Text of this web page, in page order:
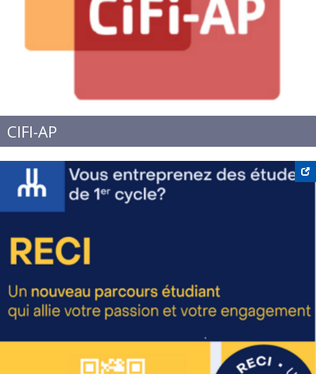
CIFI-AP